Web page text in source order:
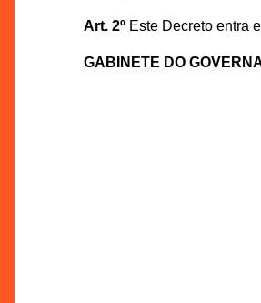
Art. 2ºEste Decreto entra
GABINETE DO